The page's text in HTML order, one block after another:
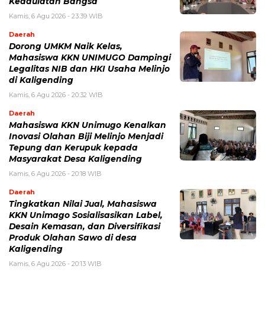
Kamis, 6 Agu 2026 - 23:39 WIB
Daerah
Dorong UMKM Naik Kelas,
Mahasiswa KKN UNIMUGO Dampingi
Legalitas NIB dan HKI Usaha Melinjo
di Kaligending
Kamis, 6 Agu 2026 - 20:32 WIB
Daerah
Mahasiswa KKN Unimugo Kenalkan
Inovasi Olahan Biji Melinjo Menjadi
Tepung dan Kerupuk kepada
Masyarakat Desa Kaligending
Kamis, 6 Agu 2026 - 20:18 WIB
Daerah
Tingkatkan Nilai Jual, Mahasiswa
KKN Unimago Sosialisasikan Label,
Desain Kemasan, dan Diversifikasi
Produk Olahan Sawo di desa
Kaligending
Kamis, 6 Agu 2026 - 20:13 WIB